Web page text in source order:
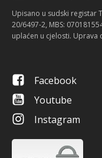
Upisano u sudski registar
20/6497-2, MBS:
uplaćen u cjelosti. Uprava
Facebook
Youtube
Instagram